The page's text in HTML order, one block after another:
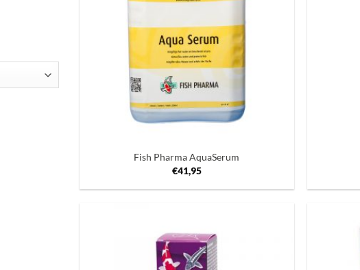
Fish Pharma AquaSerum
€41,95